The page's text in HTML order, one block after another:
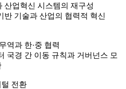
산업혁신 시스템의 재구성
반 기술과 산업의 협력적 혁신
역과 한·중 협력
국경 간 이동 규칙과 거버넌스 모
전환